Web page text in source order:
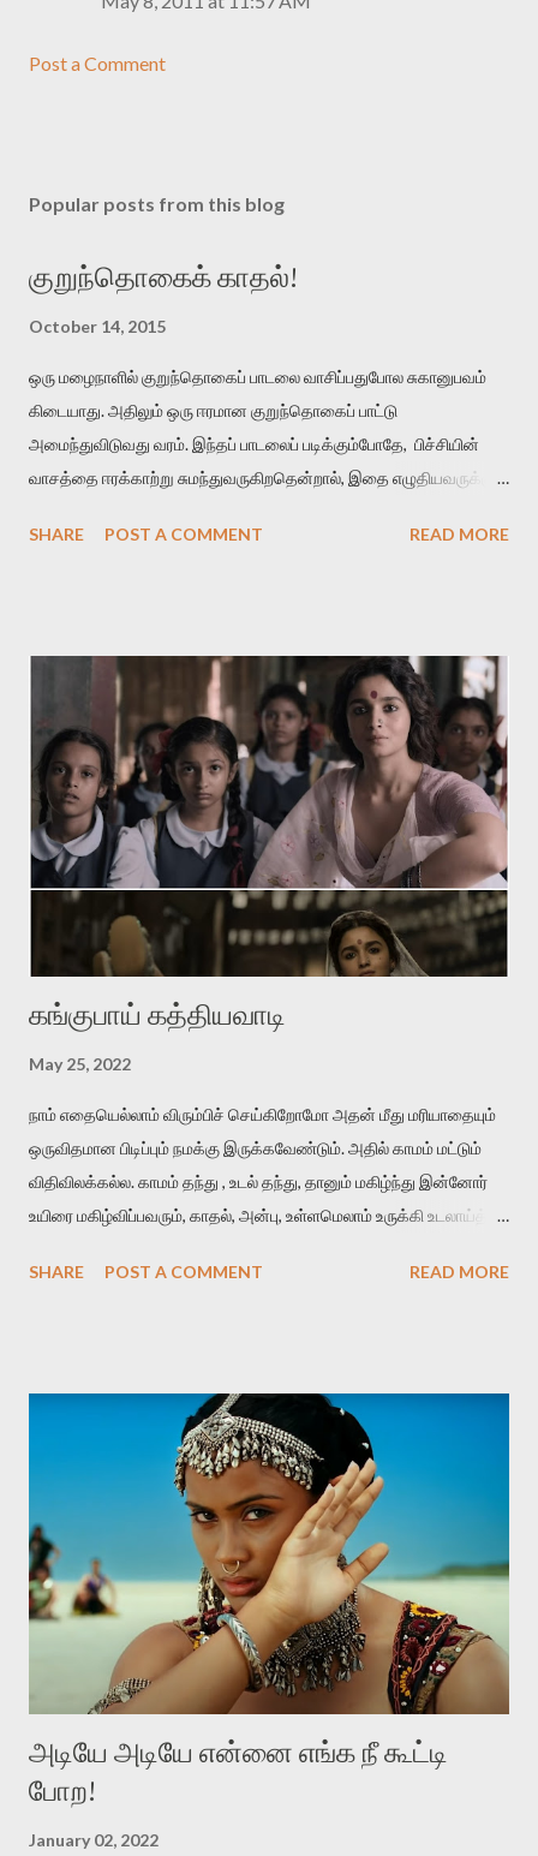
Post a Comment
Popular posts from this blog
குறுந்தொகைக் காதல்!
October 14, 2015
ஒரு மழைநாளில் குறுந்தொகைப் பாடலை வாசிப்பதுபோல சுகானுபவம்
கிடையாது. அதிலும் ஒரு ஈரமான குறுந்தொகைப் பாட்டு
அமைந்துவிடுவது வரம். இந்தப் பாடலைப் படிக்கும்போதே, பிச்சியின்
வாசத்தை ஈரக்காற்று சுமந்துவருகிறதென்றால், இதை எழுதியவருக்கும்
கொழுமுகை இரும்பனம் பசுங்குடைப் பலவுடன் பொதிந்து பெரும்பெயல்
அதை ஒரு அடைமழை பெய்கிற விடியற்காலைல திறந்துவிட்டதுபோல
நன்மணமும் குளிர்ச்சியும் உடைய மேனி கொண்டவள் அவள்.
அவளை எப்பிடி நான் பிரிஞ்சிருப்பேன் . அவளைப் பிரிந்தா ல் என்னால் உயிர்
வாழமுடியாது. 'சின்னப் பூக்கள் பார்க்கையில் தேகம் பார்த்த ஞாபகம்'
என்கிற வைரமுத்து வரிகள்போல கவலைகொள்கிறான் தலைவன்.
ஆனால் இதிலே வாசம்தான் அவனை வாட்டுகிறது. இதில்
'நறுந்தண்ணியள்‬' என்பது ஈர்ப்புள்ள சொல். காதலனின் மென்மையான
SHARE POST A COMMENT READ MORE
கங்குபாய் கத்தியவாடி
May 25, 2022
நாம் எதையெல்லாம் விரும்பிச் செய்கிறோமோ அதன் மீது மரியாதையும்
ஒருவிதமான பிடிப்பும் நமக்கு இருக்கவேண்டும். அதில் காமம் மட்டும்
விதிவிலக்கல்ல. காமம் தந்து , உடல் தந்து, தானும் மகிழ்ந்து இன்னோர்
உயிரை மகிழ்விப்பவரும், காதல், அன்பு, உள்ளமெலாம் உருக்கி உடலாய்த்
மதிக்கப்பட வேண்டியவர்கள். அவர்கள் ஆணாய் இருந்தாலும்,
விஸ்தாரமான அறிவினாலும், நடத்தையினாலும், வார்த்தையினாலும்
உள்ளுக்குள்ளே நிகழும் மாற்றத்தினாலும் எழவேண்டும். கங்குபாய்
என்கிற இந்தப் படம், விலைமாதர்களின் வாழ்வியலைப் பேசுகிறது.
விலைமாதர்கள் வெவ்வேறு தரத்தில் இருக்கிறார்கள். ஒவ்வொரு
பெறுமதிக்கு ஏற்றபடி ஒவ்வொரு தரத்தில் இருக்கிறார்கள். நன்கு படித்து
வேலைபார்க்கும் விலைமாதர்களும் இருக்கிறார்கள். பகுதியாய்
விலைமாதராக இருப்பவர்களும் இருக்கிறார்கள். இப்போதும் அப்போதும்,
விலைமாதர்கள் வெவ்வேறு தரத்தில் இருந்தா...
SHARE POST A COMMENT READ MORE
அடியே அடியே என்னை எங்க நீ கூட்டி
போற!
January 02, 2022